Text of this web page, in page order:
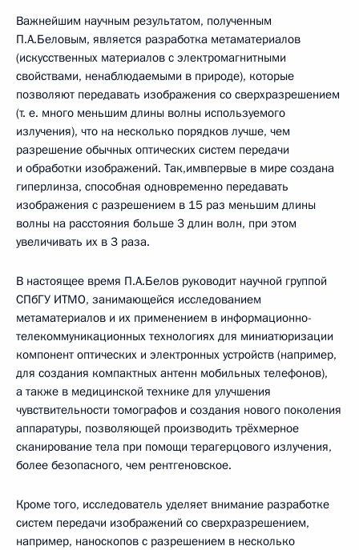
Важнейшим научным результатом, полученным
П.А.Беловым, является разработка метаматериалов
(искусственных материалов с электромагнитными
свойствами, ненаблюдаемыми в природе), которые
позволяют передавать изображения со сверхразрешением
(т. е. много меньшим длины волны используемого
излучения), что на несколько порядков лучше, чем
разрешение обычных оптических систем передачи
и обработки изображений. Так,имвпервые в мире создана
гиперлинза, способная одновременно передавать
изображения с разрешением в 15 раз меньшим длины
волны на расстояния больше 3 длин волн, при этом
увеличивать их в 3 раза.
В настоящее время П.А.Белов руководит научной группой
СПбГУ ИТМО, занимающейся исследованием
метаматериалов и их применением в информационно-
телекоммуникационных технологиях для миниатюризации
компонент оптических и электронных устройств (например,
для создания компактных антенн мобильных телефонов),
а также в медицинской технике для улучшения
чувствительности томографов и создания нового поколения
аппаратуры, позволяющей производить трёхмерное
сканирование тела при помощи терагерцового излучения,
более безопасного, чем рентгеновское.
Кроме того, исследователь уделяет внимание разработке
систем передачи изображений со сверхразрешением,
например, наноскопов с разрешением в несколько